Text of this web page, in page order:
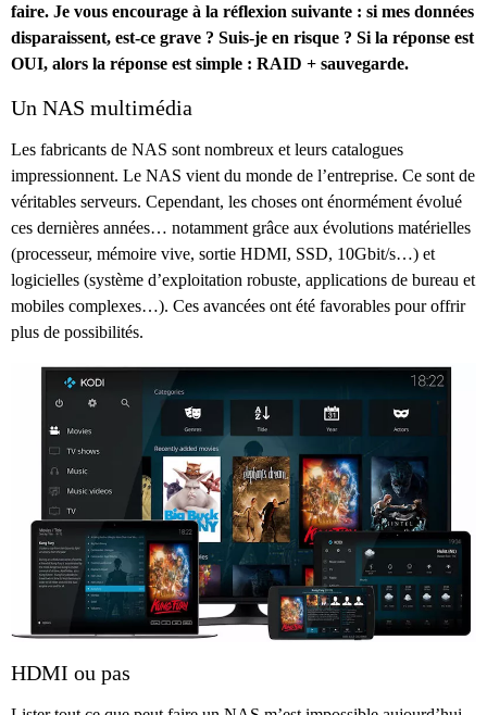
faire. Je vous encourage à la réflexion suivante : si mes données
disparaissent, est-ce grave ? Suis-je en risque ? Si la réponse est
OUI, alors la réponse est simple : RAID + sauvegarde.
Un NAS multimédia
Les fabricants de NAS sont nombreux et leurs catalogues
impressionnent. Le NAS vient du monde de l’entreprise. Ce sont de
véritables serveurs. Cependant, les choses ont énormément évolué
ces dernières années… notamment grâce aux évolutions matérielles
(processeur, mémoire vive, sortie HDMI, SSD, 10Gbit/s…) et
logicielles (système d’exploitation robuste, applications de bureau et
mobiles complexes…). Ces avancées ont été favorables pour offrir
plus de possibilités.
HDMI ou pas